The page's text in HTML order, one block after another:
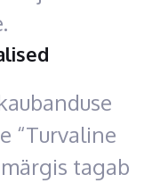
“Turvaline
tagab